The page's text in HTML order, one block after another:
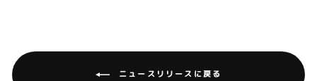
ニュースリリースに戻る